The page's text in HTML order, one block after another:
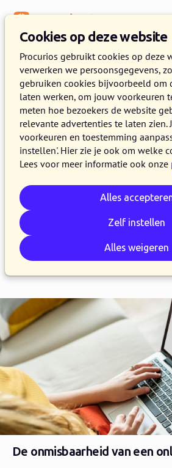
Cookies op deze website
Procurios gebruikt cookies op deze
verwerken we persoonsgegevens,
gebruiken cookies bijvoorbeeld om
laten werken, om jouw voorkeuren
meten hoe bezoekers de website
relevante advertenties te laten zien.
voorkeuren en toestemming
instellen'. Hier zie je ook om welke
Lees voor meer informatie ook onze
Alles
Zelf instellen
Alles weigeren
Engagement
De onmisbaarheid
online community
6 MEI 2020 JOS JELIER 5 MINUTEN
Het was even omschakelen,
thuiswerken. Op afstand
met collega’s is flink wennen.
en videobellen is inmiddels
Net als webinars in plaats
Kopieer linkWhatsappE-mailLinkedInBluesky
De onmisbaarheid van een